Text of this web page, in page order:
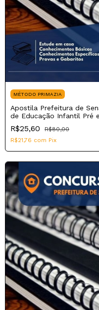
MÉTODO PRIMAZIA
Apostila Prefeitura de
de Educação Infantil Pré
R$25,60
R$80,00
R$21,76 com Pix